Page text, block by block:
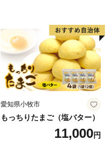
愛知県小牧市
もっちりたまご（塩バター）
11,000円